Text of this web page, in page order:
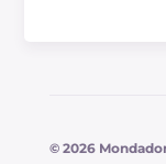
© 2026